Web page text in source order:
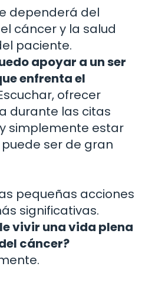
dependerá del
cáncer y la salud
paciente.
apoyar a un ser
enfrenta el
ofrecer
durante las citas
simplemente estar
ser de gran
pequeñas acciones
significativas.
vivir una vida plena
cáncer?